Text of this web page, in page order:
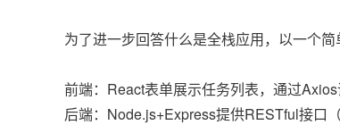
为了进一步回答什么是全栈应用，以一个简
前端：React表单展示任务列表，通过Axios
后端：Node.js+Express提供RESTful接口